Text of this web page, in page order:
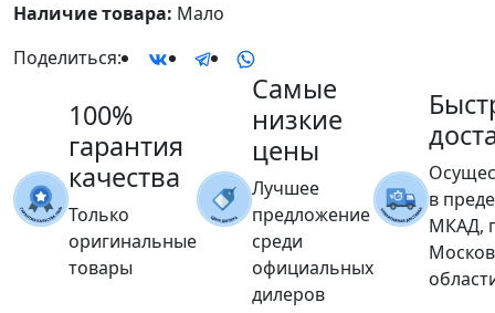
Наличие товара: Мало
Поделиться:
100%
гарантия
качества
Только
оригинальные
товары
Самые
низкие
цены
Лучшее
предложение
среди
официальных
дилеров
в
МКАД,